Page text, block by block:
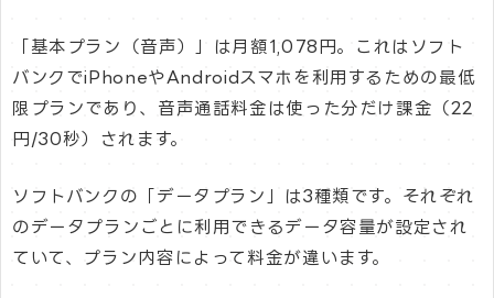
「基本プラン（音声）」は月額1,078円。これはソフト
バンクでiPhoneやAndroidスマホを利用するための最低
限プランであり、音声通話料金は使った分だけ課金（22
円/30秒）されます。
ソフトバンクの「データプラン」は3種類です。それぞれ
のデータプランごとに利用できるデータ容量が設定され
ていて、プラン内容によって料金が違います。